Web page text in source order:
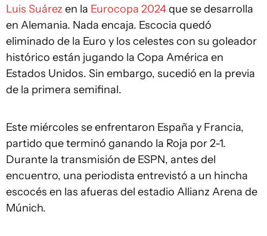
Luis Suárez en la Eurocopa 2024que se desarrolla
en Alemania. Nada encaja. Escocia quedó
eliminado de la Euro y los celestes con su goleador
histórico están jugando la Copa América en
Estados Unidos. Sin embargo, sucedió en la previa
de la primera semifinal.
Este miércoles se enfrentaron España y Francia,
partido que terminó ganando la Roja por 2-1.
Durante la transmisión de ESPN, antes del
encuentro, una periodista entrevistó a un hincha
escocés en las afueras del estadio Allianz Arena de
Múnich.